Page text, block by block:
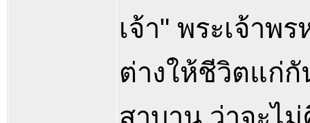
เจ้า" พระเจ้าพ
ต่างให้ชีวิตแก่
สาบาน ว่าจะไ